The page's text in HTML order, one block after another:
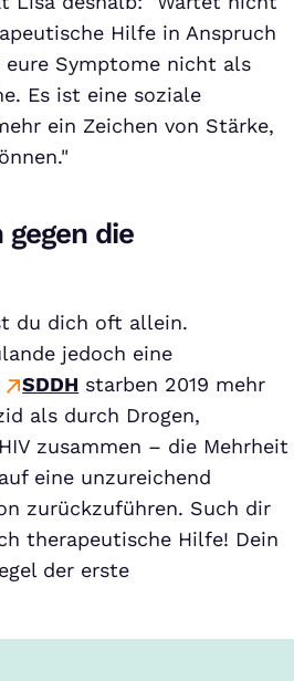
Hilfe in Anspruch
Symptome nicht als
Es ist eine soziale
ein Zeichen von Stärke,
die
du dich oft allein.
jedoch eine
SDDH starben 2019 mehr
als durch Drogen,
zusammen – die Mehrheit
eine unzureichend
zurückzuführen. Such dir
therapeutische Hilfe! Dein
der erste